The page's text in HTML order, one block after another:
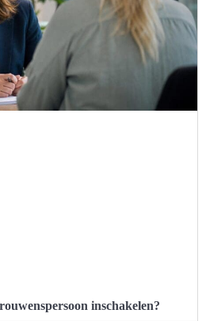
inschakelen?